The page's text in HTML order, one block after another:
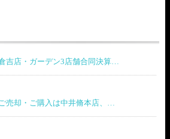
吉店・ガーデン3店舗合同決算…
売却・ご購入は中井脩本店、…